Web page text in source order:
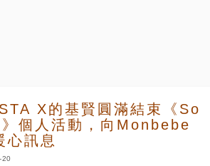
X的基賢圓滿結束《So
個人活動，向Monbebe
心訊息
20